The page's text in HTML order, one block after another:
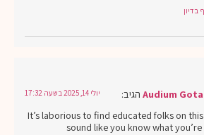
Audium הגיב: יולי 14, 2025 בשעה 17:32
It’s laborious to find educated folks on
sound like you know what